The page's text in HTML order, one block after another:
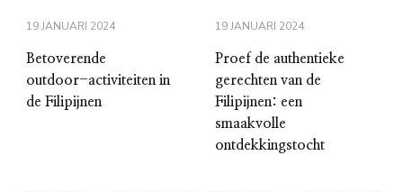
19 JANUARI 2024
Betoverende
outdoor-activiteiten in
de Filipijnen
19 JANUARI 2024
Proef de authentieke
gerechten van de
Filipijnen: een
smaakvolle
ontdekkingstocht